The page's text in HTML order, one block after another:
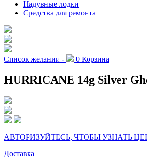
Надувные лодки
Средства для ремонта
Список желаний - 0 Корзина
HURRICANE 14g Silver
АВТОРИЗУЙТЕСЬ, ЧТОБЫ УЗНАТЬ
Доставка